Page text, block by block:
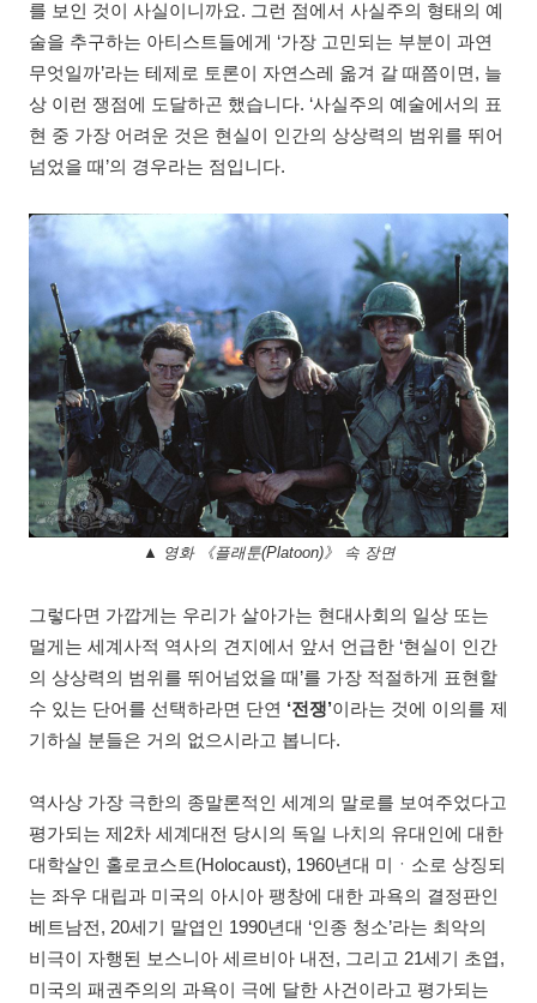
를 보인 것이 사실이니까요. 그런 점에서 사실주의 형태의 예
술을 추구하는 아티스트들에게 ‘가장 고민되는 부분이 과연
무엇일까’라는 테제로 토론이 자연스레 옮겨 갈 때쯤이면, 늘
상 이런 쟁점에 도달하곤 했습니다. ‘사실주의 예술에서의 표
현 중 가장 어려운 것은 현실이 인간의 상상력의 범위를 뛰어
넘었을 때’의 경우라는 점입니다.
▲ 영화 《플래툰(Platoon)》 속 장면
그렇다면 가깝게는 우리가 살아가는 현대사회의 일상 또는
멀게는 세계사적 역사의 견지에서 앞서 언급한 ‘현실이 인간
의 상상력의 범위를 뛰어넘었을 때’를 가장 적절하게 표현할
수 있는 단어를 선택하라면 단연 ‘전쟁’이라는 것에 이의를 제
기하실 분들은 거의 없으시라고 봅니다.
역사상 가장 극한의 종말론적인 세계의 말로를 보여주었다고
평가되는 제2차 세계대전 당시의 독일 나치의 유대인에 대한
대학살인 홀로코스트(Holocaust), 1960년대 미ㆍ소로 상징되
는 좌우 대립과 미국의 아시아 팽창에 대한 과욕의 결정판인
베트남전, 20세기 말엽인 1990년대 ‘인종 청소’라는 최악의
비극이 자행된 보스니아 세르비아 내전, 그리고 21세기 초엽,
미국의 패권주의의 과욕이 극에 달한 사건이라고 평가되는